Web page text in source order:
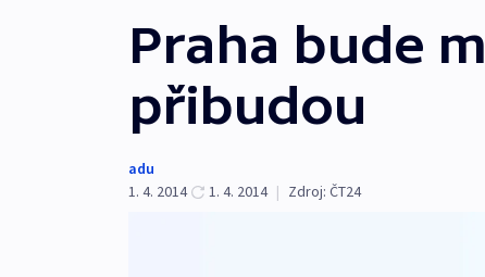
Praha bude
přibudou
adu
1. 4. 2014
1. 4. 2014 | Zdroj: ČT24